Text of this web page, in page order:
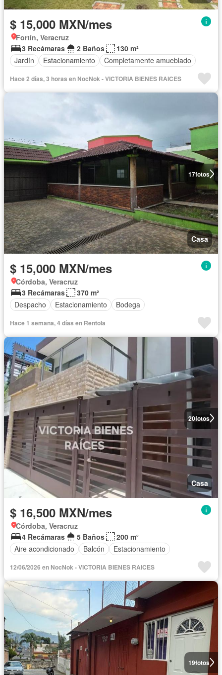
$ 15,000 MXN/mes
Fortín, Veracruz
3 Recámaras
2 Baños
130 m²
Jardín
Estacionamiento Completamente amueblado
Hace 2 días, 3 horas en NocNok - VICTORIA BIENES RAICES
17fotos
Casa
$ 15,000 MXN/mes
Córdoba, Veracruz
3 Recámaras
370 m²
Despacho
Estacionamiento Bodega
Hace 1 semana, 4 días en Rentola
20fotos
Casa
$ 16,500 MXN/mes
Córdoba, Veracruz
4 Recámaras
5 Baños
200 m²
Aire acondicionado
Balcón Estacionamiento
12/06/2026 en NocNok - VICTORIA BIENES RAICES
19fotos